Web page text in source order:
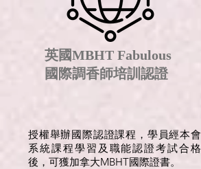
英國MBHT Fabulous
國際調香師培訓認證
授權舉辦國際認證課程，學員經本會
系統課程學習及職能認證考試合格
後，可獲加拿大MBHT國際證書。